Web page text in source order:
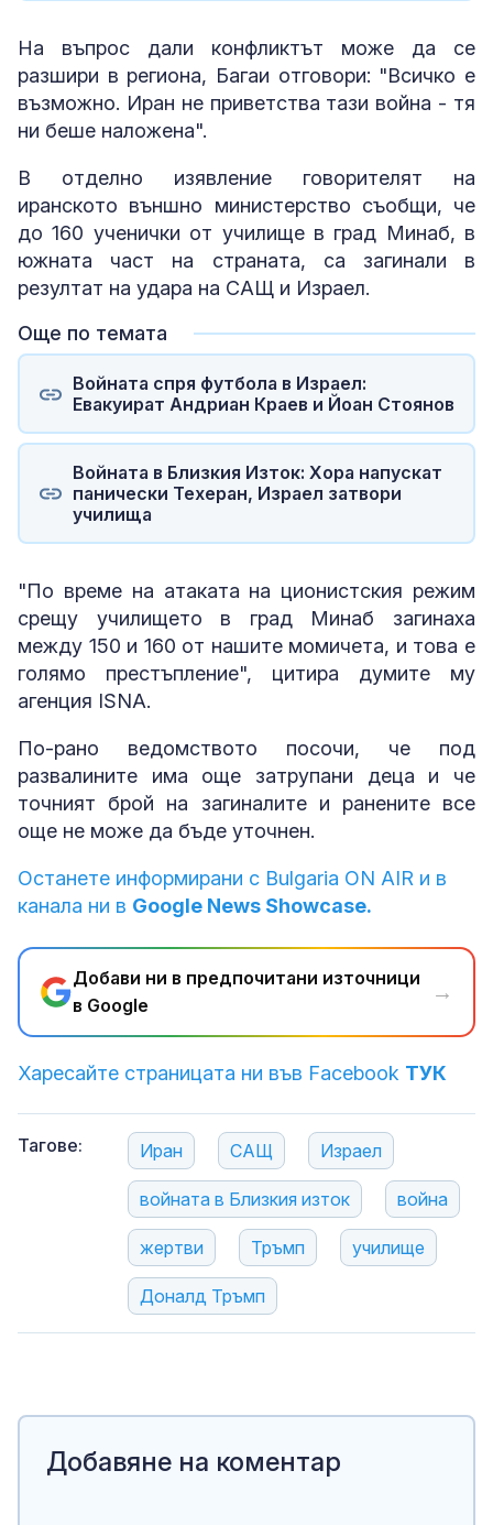
На въпрос дали конфликтът може да се
разшири в региона, Багаи отговори: "Всичко е
възможно. Иран не приветства тази война - тя
ни беше наложена".
В отделно изявление говорителят на
иранското външно министерство съобщи, че
до 160 ученички от училище в град Минаб, в
южната част на страната, са загинали в
резултат на удара на САЩ и Израел.
Още по темата
Войната спря футбола в Израел:
Евакуират Андриан Краев и Йоан Стоянов
Войната в Близкия Изток: Хора напускат
панически Техеран, Израел затвори
училища
"По време на атаката на ционистския режим
срещу училището в град Минаб загинаха
между 150 и 160 от нашите момичета, и това е
голямо престъпление", цитира думите му
агенция ISNA.
По-рано ведомството посочи, че под
развалините има още затрупани деца и че
точният брой на загиналите и ранените все
още не може да бъде уточнен.
Останете информирани с Bulgaria ON AIR и в
канала ни в Google News Showcase.
Добави ни в предпочитани източници
в Google
→
Харесайте страницата ни във Facebook ТУК
Тагове: Иран САЩ Израел
войната в Близкия изток война
жертви Тръмп училище
Доналд Тръмп
Добавяне на коментар